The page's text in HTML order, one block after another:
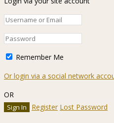
Remember Me
Or login via a social network
OR
Register Lost Password